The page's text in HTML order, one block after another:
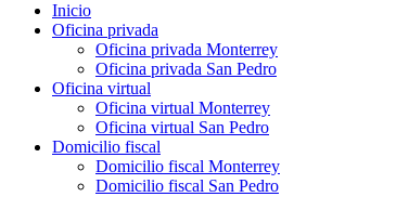
Inicio
Oficina privada
Oficina privada Monterrey
Oficina privada San Pedro
Oficina virtual
Oficina virtual Monterrey
Oficina virtual San Pedro
Domicilio fiscal
Domicilio fiscal Monterrey
Domicilio fiscal San Pedro